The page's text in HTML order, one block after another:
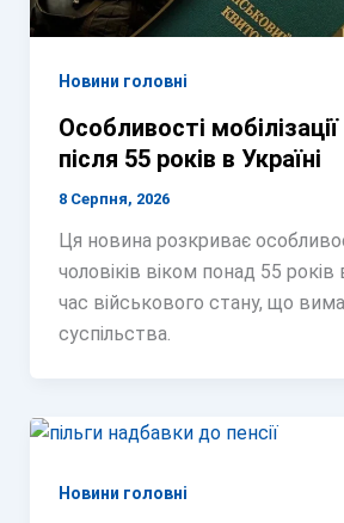
Новини головні
Особливості мобілізації
після 55 років в Україні
8 Серпня, 2026
Ця новина розкриває
чоловіків віком понад 55 років
час військового стану, що
суспільства.
Новини головні